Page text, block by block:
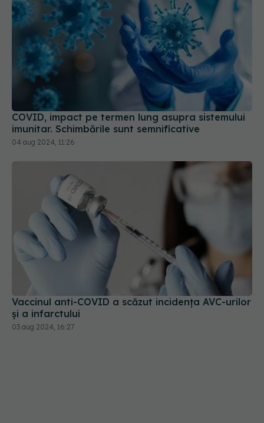
COVID, impact pe termen lung asupra sistemului
imunitar. Schimbările sunt semnificative
04 aug 2024, 11:26
Vaccinul anti-COVID a scăzut incidența AVC-urilor